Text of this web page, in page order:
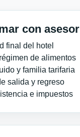
con asesor
final del hotel
de alimentos
y familia tarifaria
salida y regreso
e impuestos